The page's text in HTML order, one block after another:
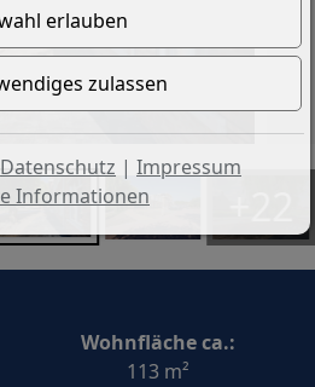
Wohnfläche ca.:
113 m²
Datenschutz | Impressum
Informationen